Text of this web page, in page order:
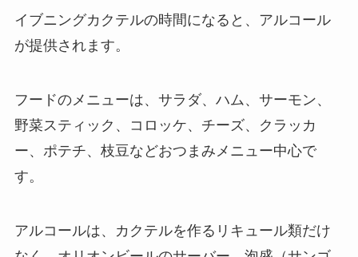
イブニングカクテルの時間になると、アルコール
が提供されます。
フードのメニューは、サラダ、ハム、サーモン、
野菜スティック、コロッケ、チーズ、クラッカ
ー、ポテチ、枝豆などおつまみメニュー中心で
す。
アルコールは、カクテルを作るリキュール類だけ